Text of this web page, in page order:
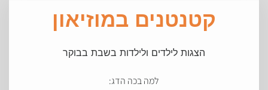
קטנטנים במוזיאון
הצגות לילדים ולילדות בשבת בבוקר
למה בכה הדג: